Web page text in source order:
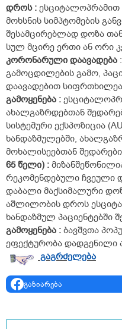
დროს: ესციტალოპრამით
მოხსნის სიმპტომების
შესამცირებლად დოზა
სულ მცირე ერთი ან ორი
კორონარული დაავადება :
გამოცდილების გამო,
დაავადებით
გამოყენება :
ახალგაზრდებთან
სისტემური ექსპოზიცია
ხანდაზმულებში,
მოხალისეებთან
65 წელი) :
რეკომენდებული ჩვეული
დაბალი მაქსიმალური
აშლილობის დროს
ხანდაზმულ პაციენტებში
გამოყენება : ბავშვთა
ეფექტურობა დადგენილი
გაგრძელება
გაზიარება